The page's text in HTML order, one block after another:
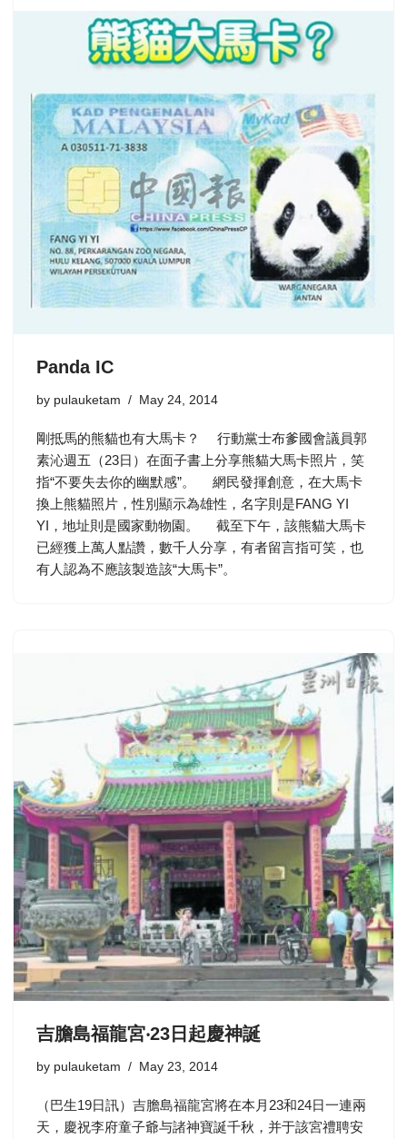
Panda IC
by pulauketam May 24, 2014
剛抵馬的熊貓也有大馬卡？ 行動黨士布爹國會議員郭
素沁週五（23日）在面子書上分享熊貓大馬卡照片，笑
指“不要失去你的幽默感”。 網民發揮創意，在大馬卡
換上熊貓照片，性別顯示為雄性，名字則是FANG YI
YI，地址則是國家動物園。 截至下午，該熊貓大馬卡
已經獲上萬人點讚，數千人分享，有者留言指可笑，也
有人認為不應該製造該“大馬卡”。
吉膽島福龍宮‧23日起慶神誕
by pulauketam May 23, 2014
（巴生19日訊）吉膽島福龍宮將在本月23和24日一連兩
天，慶祝李府童子爺与諸神寶誕千秋，并于該宮禮聘安